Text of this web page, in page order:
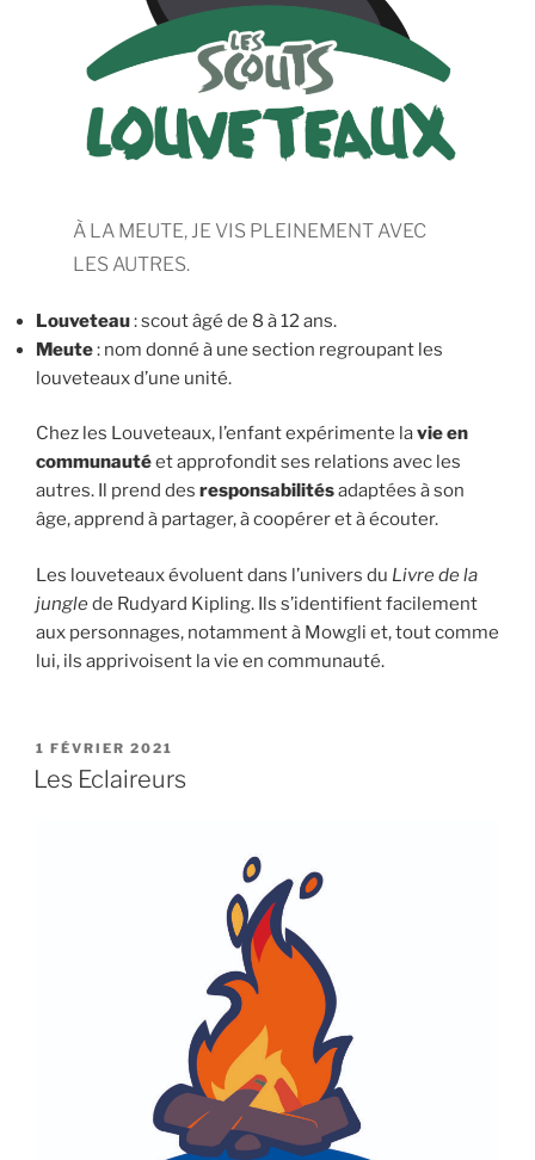
À LA MEUTE, JE VIS PLEINEMENT AVEC
LES AUTRES.
Louveteau: scout âgé de 8 à 12 ans.
Meute: nom donné à une section regroupant les
louveteaux d’une unité.
Chez les Louveteaux, l’enfant expérimente lavie en
communautéet approfondit ses relations avec les
autres. Il prend des responsabilitésadaptées à son
âge, apprend à partager, à coopérer et à écouter.
Les louveteaux évoluent dans l’univers du Livre de la
junglede Rudyard Kipling. Ils s’identifient facilement
aux personnages, notamment à Mowgli et, tout comme
lui, ils apprivoisent la vie en communauté.
PUBLIÉ
LE
1 FÉVRIER 2021
Les Eclaireurs